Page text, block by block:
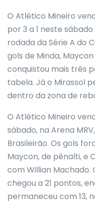
O Atlético Mineiro
por 3 a 1 neste sábado
rodada da Série A do
gols de Minda,
conquistou mais três
tabela. Já o Mirassol
dentro da zona de
O Atlético Mineiro
sábado, na Arena
Brasileirão. Os gols
Maycon, de pênalti, e
com Willian Machado.
chegou a 21 pontos,
permaneceu com 13,